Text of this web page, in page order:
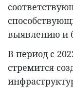
выявлению и
В период с
стремится